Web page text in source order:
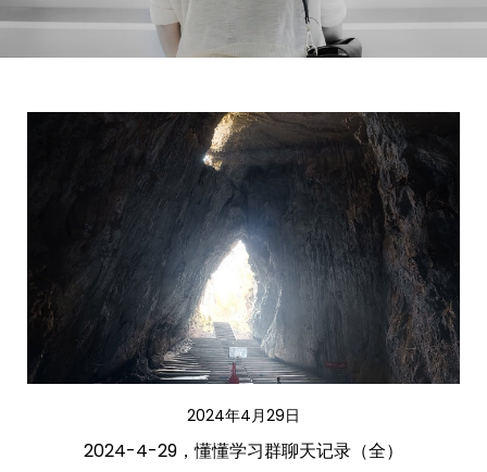
2024年4月29日
2024-4-29，懂懂学习群聊天记录（全）